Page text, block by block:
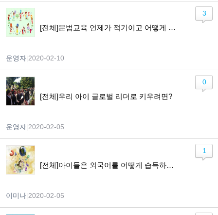
[전체]문법교육 언제가 적기이고 어떻게 가르쳐야 하나요?
운영자 2020-02-10
3
[전체]우리 아이 글로벌 리더로 키우려면?
운영자 2020-02-05
0
[전체]아이들은 외국어를 어떻게 습득하게 되나요?
이미나 2020-02-05
1